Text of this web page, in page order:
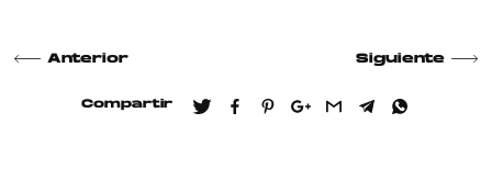
Anterior Siguiente
Compartir